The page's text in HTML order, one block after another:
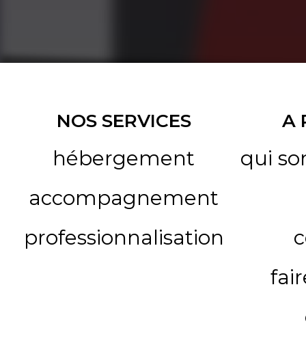
NOS SERVICES
hébergement
accompagnement
professionnalisation
A
qui